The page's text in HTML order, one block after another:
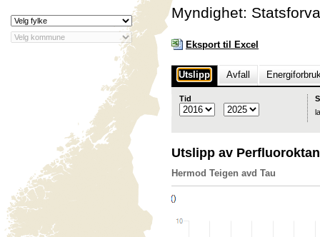
Myndighet:
Eksport til Excel
Utslipp Avfall
Tid
Utslipp av
Hermod Teigen avd Tau